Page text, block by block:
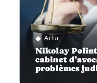
Actu
Nikolay
cabinet
problèmes